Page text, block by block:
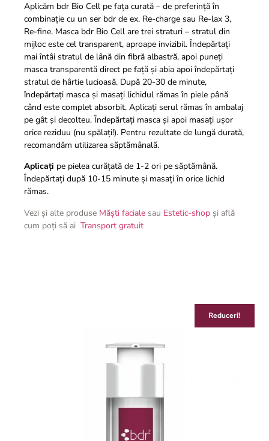
Aplicăm bdr Bio Cell pe fața curată – de preferință în
combinație cu un ser bdr de ex. Re-charge sau Re-lax 3,
Re-fine. Masca bdr Bio Cell are trei straturi – stratul din
mijloc este cel transparent, aproape invizibil. Îndepărtați
mai întâi stratul de lână din fibră albastră, apoi puneți
masca transparentă direct pe față și abia apoi îndepărtați
stratul de hârtie lucioasă. După 20-30 de minute,
îndepărtați masca și masați lichidul rămas în piele până
când este complet absorbit. Aplicați serul rămas în ambalaj
pe gât și decolteu. Îndepărtați masca și apoi masați ușor
orice reziduu (nu spălați!). Pentru rezultate de lungă durată,
recomandăm utilizarea săptămânală.
Aplicați pe pielea curățată de 1-2 ori pe săptămână.
Îndepărtați după 10-15 minute și masați în orice lichid
rămas.
Vezi și alte produse Măști faciale sau Estetic-shop și află
cum poți să ai Transport gratuit
Reduceri!